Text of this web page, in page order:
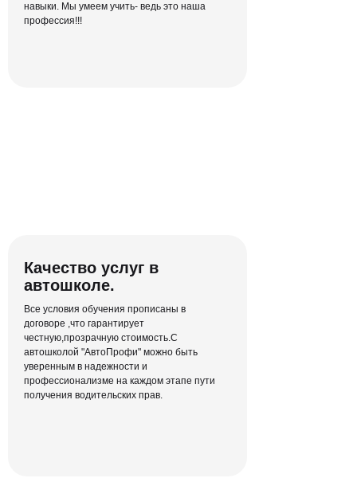
навыки. Мы умеем учить- ведь это наша
профессия!!!
Качество услуг в
автошколе.
Все условия обучения прописаны в
договоре ,что гарантирует
честную,прозрачную стоимость.С
автошколой "АвтоПрофи" можно быть
уверенным в надежности и
профессионализме на каждом этапе пути
получения водительских прав.
неудобных бумажных материалов —
объясняем человеческим языком
ПДД в режиме онлайн